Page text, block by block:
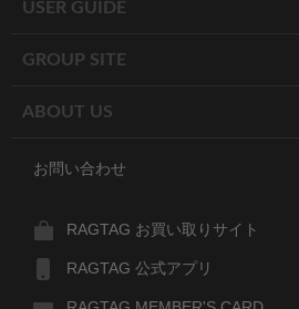
USER GUIDE
GROUP SITE
ABOUT US
お問い合わせ
RAGTAG お買い取りサイト
RAGTAG 公式アプリ